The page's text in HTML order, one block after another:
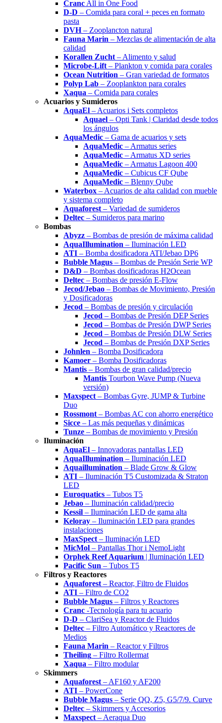
Cranc All in One Food
D-D – Comida para coral + peces en formato
pasta
DVH– Zooplancton natural
Fauna Marin – Mezclas de alimentación de alta
calidad
Korallen Zucht – Alimento y salud
Microbe-Lift – Plankton y comida para corales
Ocean Nutrition – Gran variedad de formatos
Polyp Lab – Zooplankton para corales
Xaqua – Comida para corales
Acuarios y Sumideros
AquaEl – Acuarios i Sets completos
Aquael – Opti Tank | Claridad desde todos
los ángulos
AquaMedic – Gama de acuarios y sets
AquaMedic – Armatus series
AquaMedic – Armatus XD series
AquaMedic – Armatus Lagoon 400
AquaMedic – Cubicus CF Qube
AquaMedic – Blenny Qube
Waterbox – Acuarios de alta calidad con mueble
y sistema completo
Aquaforest – Variedad de sumideros
Deltec – Sumideros para marino
Bombas
Abyzz – Bombas de presión de máxima calidad
AquaIllumination – Iluminación LED
ATI – Bomba dosificadora ATI/Jebao DP6
Bubble Magus – Bombas de Presión Serie WP
D&D – Bombas dosificadoras H2Ocean
Deltec – Bombas de presión E-Flow
Jecod/Jebao – Bombas de Movimiento, Presión
y Dosificadoras
Jecod – Bombas de presión y circulación
Jecod – Bombas de Presión DEP Series
Jecod – Bombas de Presión DWP Series
Jecod – Bombas de Presión DLW Series
Jecod – Bombas de Presión DXP Series
Johnlen – Bomba Dosificadora
Kamoer – Bomba Dosificadoras
Mantis – Bombas de gran calidad/precio
Mantis Tourbon Wave Pump (Nueva
versión)
Maxspect – Bombas Gyre, JUMP & Turbine
Duo
Rossmont – Bombas AC con ahorro energético
Sicce – Las más pequeñas y dinámicas
Tunze – Bombas de movimiento y Presión
Iluminación
AquaEl – Innovadoras pantallas LED
AquaIllumination – Iluminación LED
Aquaillumination – Blade Grow & Glow
ATI – Iluminación T5 Customizada & Straton
LED
Euroquatics – Tubos T5
Jebao – Iluminación calidad/precio
Kessil – Iluminación LED de gama alta
Keloray – Iluminación LED para grandes
instalaciones
MaxSpect – Iluminación LED
MicMol – Pantallas Thor i NemoLight
Orphek Reef Aquarium | Iluminación LED
Pacific Sun – Tubos T5
Filtros y Reactores
Aquaforest – Reactor, Filtro de Fluidos
ATI – Filtro de CO2
Bubble Magus – Filtros y Reactores
Cranc -Tecnología para tu acuario
D-D – ClariSea y Reactor de Fluidos
Deltec – Filtro Automático y Reactores de
Medios
Fauna Marin – Reactor y Filtros
Theiling – Filtro Rollermat
Xaqua – Filtro modular
Skimmers
Aquaforest – AF160 y AF200
ATI – PowerCone
Bubble Magus – Serie QQ, Z5, G5/7/9. Curve
Deltec – Skimmers y Accesorios
Maxspect – Aeraqua Duo